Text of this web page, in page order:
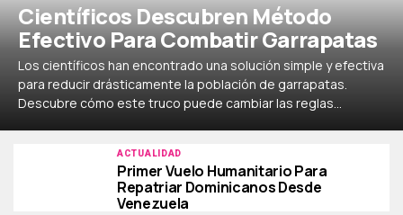
Científicos Descubren Método
Efectivo Para Combatir Garrapatas
Los científicos han encontrado una solución simple y efectiva
para reducir drásticamente la población de garrapatas.
Descubre cómo este truco puede cambiar las reglas...
ACTUALIDAD
Primer Vuelo Humanitario Para
Repatriar Dominicanos Desde
Venezuela